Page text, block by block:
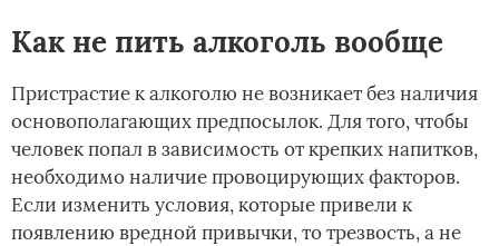
Как не пить алкоголь вообще
Пристрастие к алкоголю не возникает без наличия
основополагающих предпосылок. Для того, чтобы
человек попал в зависимость от крепких напитков,
необходимо наличие провоцирующих факторов.
Если изменить условия, которые привели к
появлению вредной привычки, то трезвость, а не